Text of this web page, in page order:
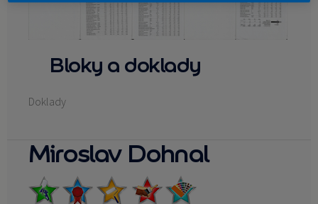
Bloky a doklady
Doklady
Miroslav Dohnal